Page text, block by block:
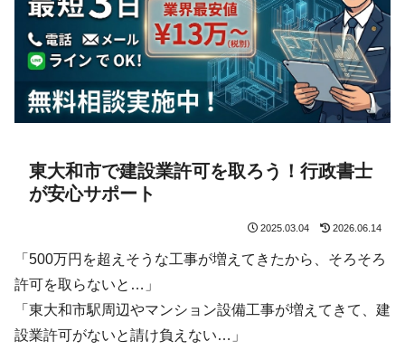
東大和市で建設業許可を取ろう！行政書士
が安心サポート
2025.03.04 2026.06.14
「500万円を超えそうな工事が増えてきたから、そろそろ
許可を取らないと…」
「東大和市駅周辺やマンション設備工事が増えてきて、建
設業許可がないと請け負えない…」